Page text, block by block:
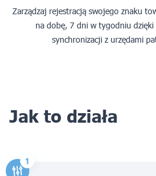
Zarządzaj rejestracją swojego znaku
na dobę, 7 dni w tygodniu
synchronizacji z urzędami
Jak to działa